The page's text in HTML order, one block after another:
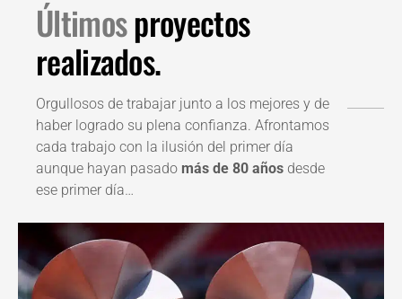
Últimosproyectos
realizados.
Orgullosos de trabajar junto a los mejores y de
haber logrado su plena confianza. Afrontamos
cada trabajo con la ilusión del primer día
aunque hayan pasado más de 80 años desde
ese primer día…